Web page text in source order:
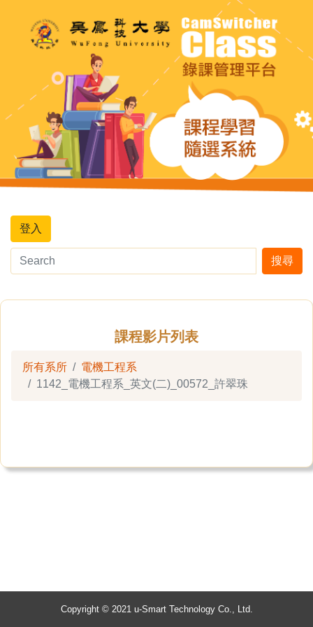
登入
搜尋
課程影片列表
所有系所
電機工程系
1142_電機工程系_英文(二)_00572_許翠珠
Copyright © 2021 u-Smart Technology Co., Ltd.